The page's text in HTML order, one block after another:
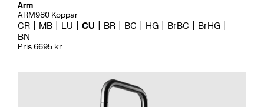
Arm
ARM980 Koppar
CR MB LU CU BR BC HG BrBC
BrHG
BN
Pris 6695 kr